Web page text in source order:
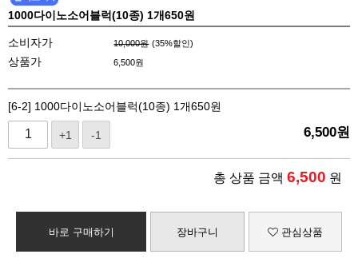
1000다이노소어블럭(10종) 1개650원
소비자가 10,000원 (35%할인)
상품가 6,500원
[6-2] 1000다이노소어블럭(10종) 1개650원
+1 -1 6,500원
총 상품 금액 6,500 원
바로 구매하기 장바구니 관심상품